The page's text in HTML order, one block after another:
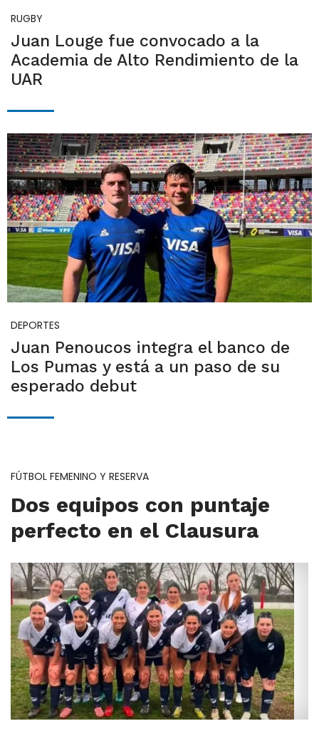
RUGBY
Juan Louge fue convocado a la
Academia de Alto Rendimiento de la
UAR
DEPORTES
Juan Penoucos integra el banco de
Los Pumas y está a un paso de su
esperado debut
FÚTBOL FEMENINO Y RESERVA
Dos equipos con puntaje
perfecto en el Clausura